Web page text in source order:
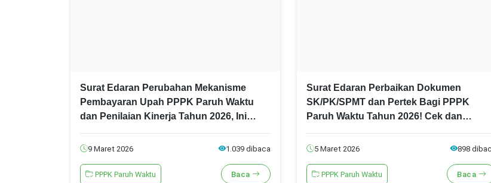
Surat Edaran Perubahan Mekanisme
Pembayaran Upah PPPK Paruh Waktu
dan Penilaian Kinerja Tahun 2026, Ini
9 Maret 2026 1.039 dibaca
PPPK Paruh Waktu Baca
Surat Edaran Perbaikan Dokumen
SK/PK/SPMT dan Pertek Bagi PPPK
Paruh Waktu Tahun 2026! Cek dan
5 Maret 2026 898
PPPK Paruh Waktu Baca